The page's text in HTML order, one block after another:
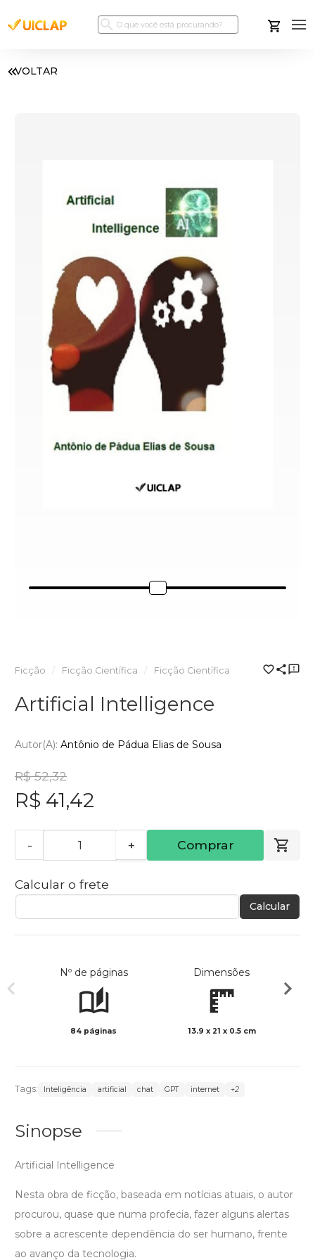
VOLTAR
Ficção Ficção Científica Ficção Científica
Artificial Intelligence
Autor(a): Antônio de Pádua Elias de Sousa
R$ 52,32
R$ 41,42
- + Comprar
Calcular o frete
Calcular
Nº de páginas
84 páginas
Dimensões
13.9 x 21 x 0.5 cm
Tags: Inteligência artificial chat GPT internet +2
Sinopse
Artificial Intelligence
Nesta obra de ficção, baseada em notícias atuais, o autor
procurou, quase que numa profecia, fazer alguns alertas
sobre a acrescente dependência do ser humano, frente
ao avanço da tecnologia.